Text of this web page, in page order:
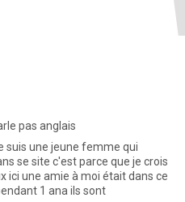
pas anglais
suis une jeune femme qui
se site c'est parce que je crois
ici une amie à moi était dans ce
1 ana ils sont